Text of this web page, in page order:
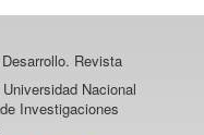
Revista
Nacional
Investigaciones